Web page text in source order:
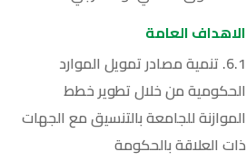
الاهداف العامة
6.1. تنمية مصادر تمويل الموارد
الحكومية من خلال تطوير خطط
الموازنة للجامعة بالتنسيق مع الجهات
ذات العلاقة بالحكومة